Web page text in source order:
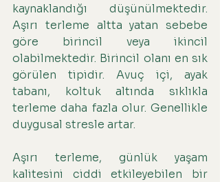
kaynaklandığı düşünülmektedir.
Aşırı terleme altta yatan sebebe
göre birincil veya ikincil
olabilmektedir. Birincil olanı en sık
görülen tipidir. Avuç içi, ayak
tabanı, koltuk altında sıklıkla
terleme daha fazla olur. Genellikle
duygusal stresle artar.
Aşırı terleme, günlük yaşam
kalitesini ciddi etkileyebilen bir